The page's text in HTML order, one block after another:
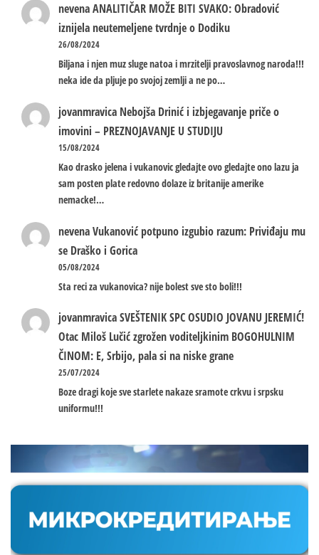
nevenaANALITIČAR MOŽE BITI SVAKO: Obradović
iznijela neutemeljene tvrdnje o Dodiku
26/08/2024
Biljana i njen muz sluge natoa i mrzitelji pravoslavnog naroda!!!
neka ide da pljuje po svojoj zemlji a ne po…
jovanmravica Nebojša Drinić i izbjegavanje priče o
imovini – PREZNOJAVANJE U STUDIJU
15/08/2024
Kao drasko jelena i vukanovic gledajte ovo gledajte ono lazu ja
sam posten plate redovno dolaze iz britanije amerike
nemacke!…
nevenaVukanović potpuno izgubio razum: Priviđaju mu
se Draško i Gorica
05/08/2024
Sta reci za vukanovica? nije bolest sve sto boli!!!
jovanmravicaSVEŠTENIK SPC OSUDIO JOVANU JEREMIĆ!
Otac Miloš Lučić zgrožen voditeljkinim BOGOHULNIM
ČINOM: E, Srbijo, pala si na niske grane
25/07/2024
Boze dragi koje sve starlete nakaze sramote crkvu i srpsku
uniformu!!!